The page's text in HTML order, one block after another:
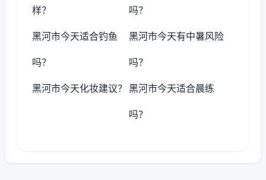
样？ 吗？
黑河市今天适合钓鱼
吗？
黑河市今天有中暑风险
吗？
黑河市今天化妆建议？ 黑河市今天适合晨练
吗？